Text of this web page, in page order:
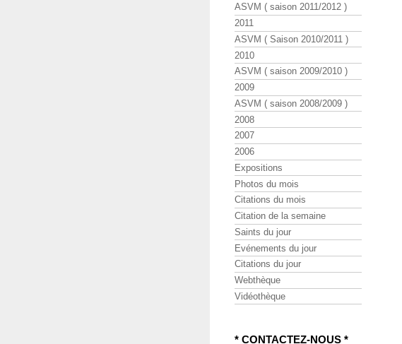
ASVM ( saison 2011/2012 )
2011
ASVM ( Saison 2010/2011 )
2010
ASVM ( saison 2009/2010 )
2009
ASVM ( saison 2008/2009 )
2008
2007
2006
Expositions
Photos du mois
Citations du mois
Citation de la semaine
Saints du jour
Evénements du jour
Citations du jour
Webthèque
Vidéothèque
* CONTACTEZ-NOUS *